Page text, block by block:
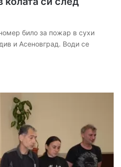
било за пожар в сухи
и Асеновград. Води се